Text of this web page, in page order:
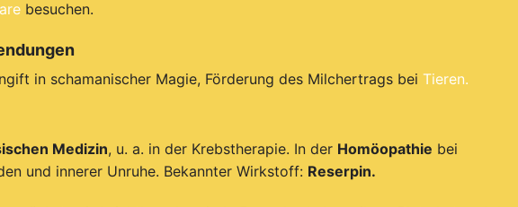
besuchen.
in schamanischer Magie, Förderung des Milchertrags bei Tieren.
Medizin, u. a. in der Krebstherapie. In der Homöopathie bei
und innerer Unruhe. Bekannter Wirkstoff: Reserpin.